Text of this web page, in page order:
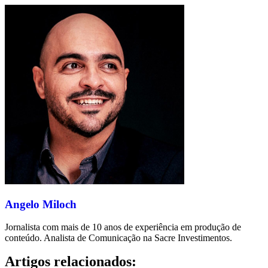
Angelo Miloch
Jornalista com mais de 10 anos de experiência em produção de
conteúdo. Analista de Comunicação na Sacre Investimentos.
Artigos relacionados: